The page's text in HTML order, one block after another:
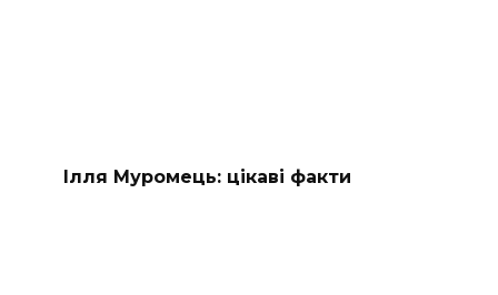
Ілля Муромець: цікаві факти